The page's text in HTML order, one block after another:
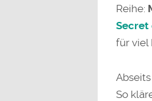
Reihe:
Secret
für viel
So